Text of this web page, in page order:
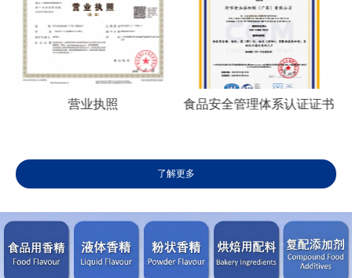
营业执照 食品安全管理体系认证证书
了解更多